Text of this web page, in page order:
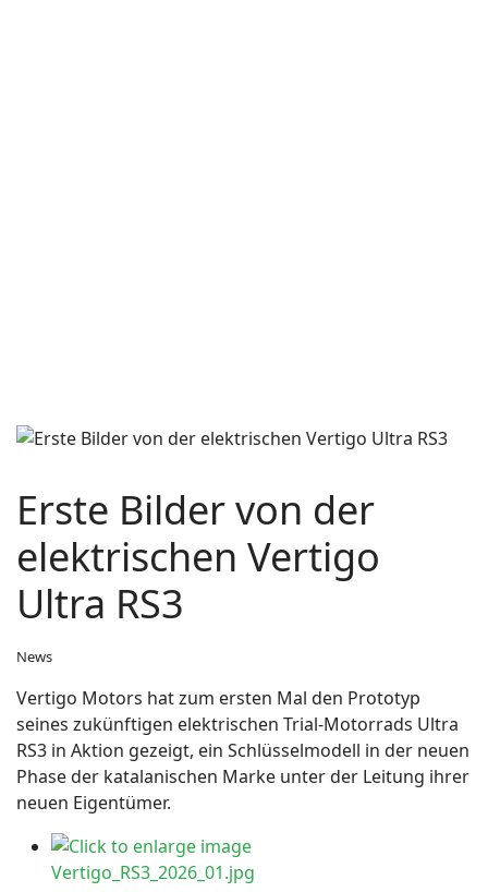
Erste Bilder von der
elektrischen Vertigo
Ultra RS3
News
Vertigo Motors hat zum ersten Mal den Prototyp
seines zukünftigen elektrischen Trial-Motorrads Ultra
RS3 in Aktion gezeigt, ein Schlüsselmodell in der neuen
Phase der katalanischen Marke unter der Leitung ihrer
neuen Eigentümer.